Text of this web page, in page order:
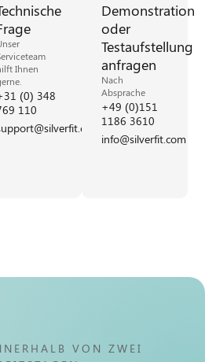
Ihnen
(0) 348
110
Demonstration
oder
Testaufstellung
anfragen
Nach
Absprache
+49 (0)151
1186 3610
info@silverfit.com
VON ZWEI